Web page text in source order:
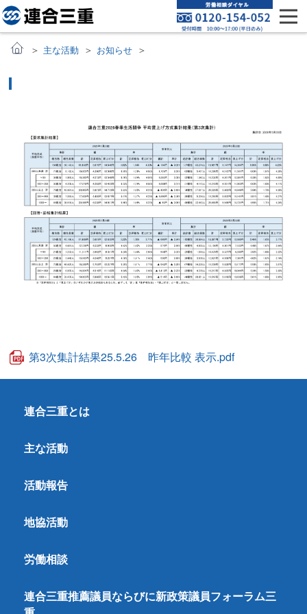
主な活動 お知らせ
第3次集計結果25.5.26 昨年比較 表示.pdf
連合三重とは
主な活動
活動報告
地協活動
労働相談
連合三重推薦議員ならびに新政策議員フォーラム三